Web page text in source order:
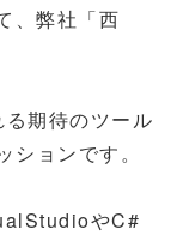
、弊社「西
期待のツール
ョンです。
やC#